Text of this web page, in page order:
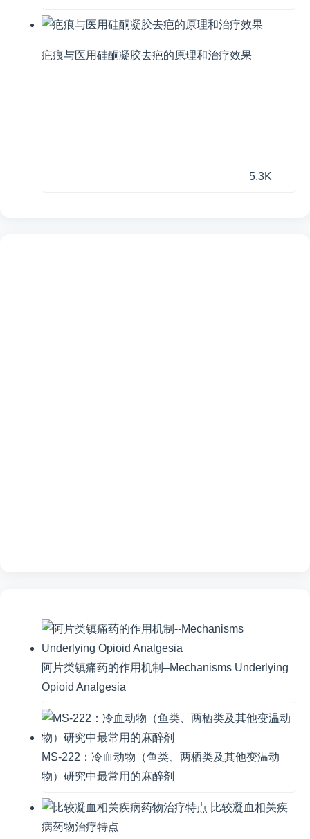
疤痕与医用硅酮凝胶去疤的原理和治疗效果
5.3K
阿片类镇痛药的作用机制–Mechanisms Underlying
Opioid Analgesia
MS-222：冷血动物（鱼类、两栖类及其他变温动
物）研究中最常用的麻醉剂
比较凝血相关疾
病药物治疗特点